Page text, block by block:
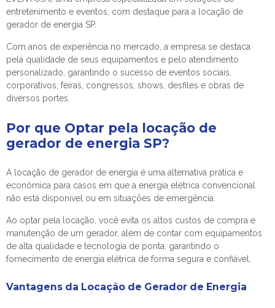
entretenimento e eventos, com destaque para a
locação de
gerador de energia SP.
Com anos de experiência no mercado, a empresa se destaca
pela qualidade de seus equipamentos e pelo atendimento
personalizado, garantindo o sucesso de eventos sociais,
corporativos, feiras, congressos, shows, desfiles e obras de
diversos portes.
Por que Optar pela locação de
gerador de energia SP?
A locação de gerador de energia é uma alternativa prática e
econômica para casos em que a energia elétrica convencional
não está disponível ou em situações de emergência.
Ao optar pela locação, você evita os altos custos de compra e
manutenção de um gerador, além de contar com equipamentos
de alta qualidade e tecnologia de ponta, garantindo o
fornecimento de energia elétrica de forma segura e confiável.
Vantagens da Locação de Gerador de Energia